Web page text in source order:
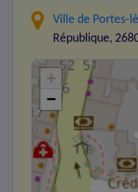
Ville de Portes-
République,
+
−